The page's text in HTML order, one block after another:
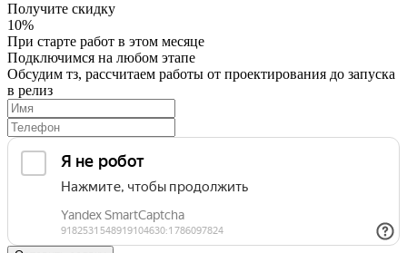
Получите скидку
10%
При старте работ в этом месяце
Подключимся на любом этапе
Обсудим тз, рассчитаем работы от проектирования до запуска
в релиз